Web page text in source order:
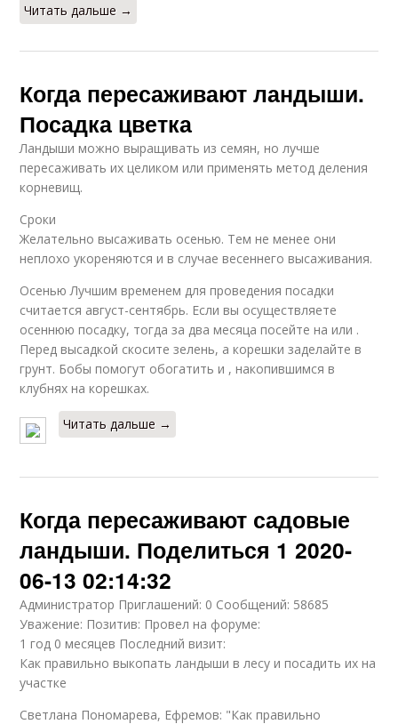
Читать дальше →
Когда пересаживают ландыши.
Посадка цветка
Ландыши можно выращивать из семян, но лучше
пересаживать их целиком или применять метод деления
корневищ.
Сроки
Желательно высаживать осенью. Тем не менее они
неплохо укореняются и в случае весеннего высаживания.
Осенью Лучшим временем для проведения посадки
считается август-сентябрь. Если вы осуществляете
осеннюю посадку, тогда за два месяца посейте на или .
Перед высадкой скосите зелень, а корешки заделайте в
грунт. Бобы помогут обогатить и , накопившимся в
клубнях на корешках.
Читать дальше →
Когда пересаживают садовые
ландыши. Поделиться 1 2020-
06-13 02:14:32
Администратор Приглашений: 0 Сообщений: 58685
Уважение: Позитив: Провел на форуме:
1 год 0 месяцев Последний визит:
Как правильно выкопать ландыши в лесу и посадить их на
участке
Светлана Пономарева, Ефремов: "Как правильно